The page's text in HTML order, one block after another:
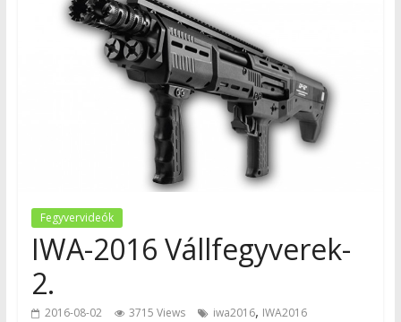
Fegyvervideók
IWA-2016 Vállfegyverek-
2.
2016-08-02 3715 Views iwa2016, IWA2016